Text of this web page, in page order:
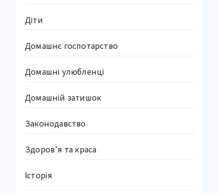
Діти
Домашнє госпотарство
Домашні улюбленці
Домашній затишок
Законодавство
Здоров’я та краса
Історія